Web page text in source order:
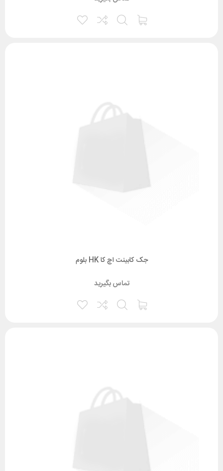
جک کابینت اچ کا HK بلوم
تماس بگیرید